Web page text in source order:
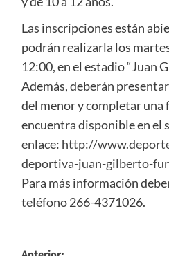
Las inscripciones están
podrán realizarla los
12:00, en el estadio “Juan
Además, deberán
del menor y completar una
encuentra disponible en el
enlace: http://
deportiva-juan-gilberto-
Para más información
teléfono 266-4371026.